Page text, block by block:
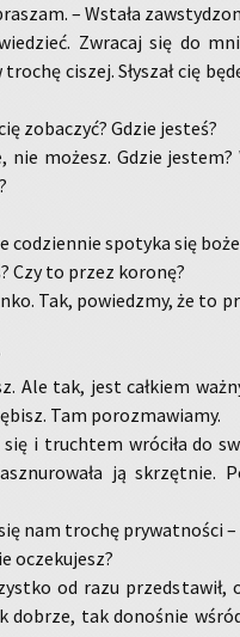
– Wsta­ła
Zwra­caj się do
tro­chę ci­szej. Sły­szał cię
zo­ba­czyć? Gdzie je­steś?
nie mo­żesz. Gdzie
co­dzien­nie spo­ty­ka się
Czy to przez ko­ro­nę?
Tak, po­wiedz­my, że to
Ale tak, jest cał­kiem
Tam po­roz­ma­wia­my.
się i truch­tem wró­ci­ła do
ją skrzęt­nie.
nam tro­chę pry­wat­no­ści –
ocze­ku­jesz?
od razu
do­brze, tak do­no­śnie